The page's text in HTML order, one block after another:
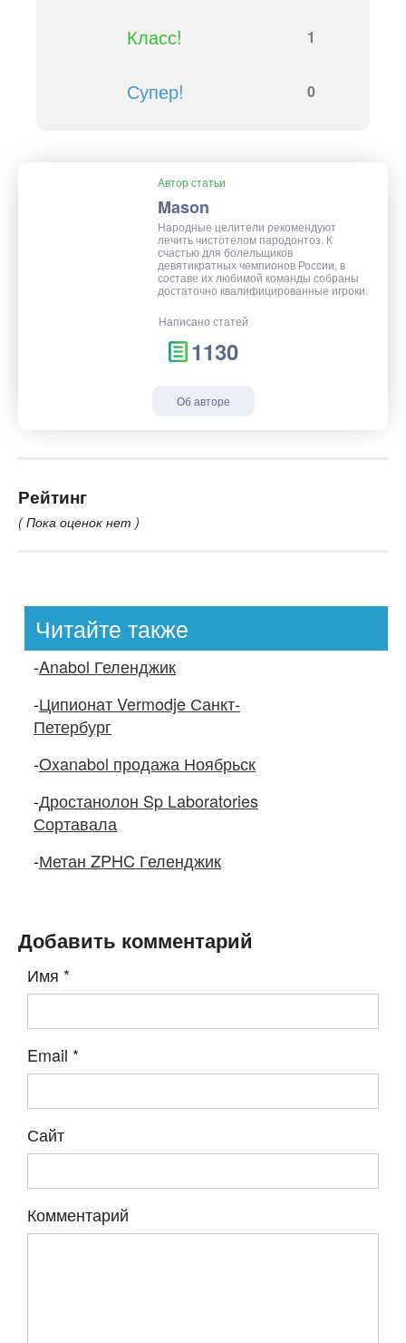
Класс! 1
Супер! 0
Автор статьи
Mason
Народные целители рекомендуют
лечить чистотелом пародонтоз. К
счастью для болельщиков
девятикратных чемпионов России, в
составе их любимой команды собраны
достаточно квалифицированные игроки.
Написано статей
1130
Об авторе
Рейтинг
( Пока оценок нет )
Читайте также
-Anabol Геленджик
-Ципионат Vermodje Санкт-
Петербург
-Oxanabol продажа Ноябрьск
-Дростанолон Sp Laboratories
Сортавала
-Метан ZPHC Геленджик
Добавить комментарий
Имя *
Email *
Сайт
Комментарий